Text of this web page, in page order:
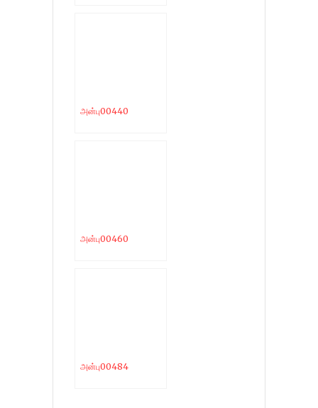
அன்பு00440
அன்பு00460
அன்பு00484